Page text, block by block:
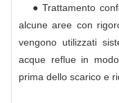
● Trattamento
alcune aree con
vengono utilizzati
acque reflue in
prima dello scarico e